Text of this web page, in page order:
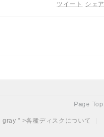
シェア
ツイート
Page Top
gray " >各種ディスクについて